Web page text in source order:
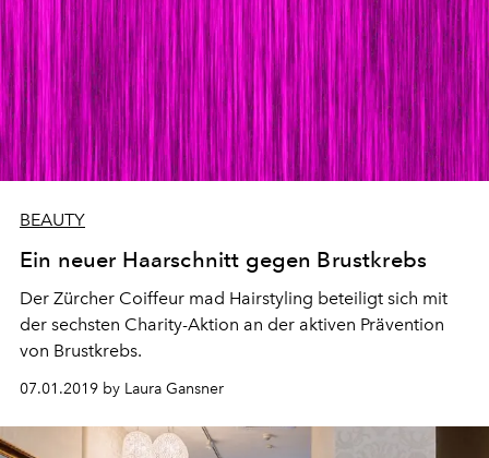
BEAUTY
Ein neuer Haarschnitt gegen Brustkrebs
Der Zürcher Coiffeur mad Hairstyling beteiligt sich mit
der sechsten Charity-Aktion an der aktiven Prävention
von Brustkrebs.
07.01.2019 by Laura Gansner